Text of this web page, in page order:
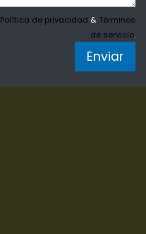
Política de privacidad & Términos
de servicio.
Enviar